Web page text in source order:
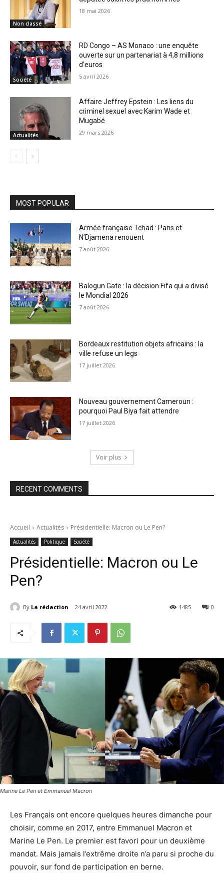
Non classé
18 mai 2026
Société
RD Congo – AS Monaco : une enquête
ouverte sur un partenariat à 4,8 millions
d’euros
5 avril 2026
Actualités
Affaire Jeffrey Epstein : Les liens du
criminel sexuel avec Karim Wade et
Mugabé
29 mars 2026
MOST POPULAR
Armée française Tchad : Paris et
N’Djamena renouent
7 août 2026
Balogun Gate : la décision Fifa qui a divisé
le Mondial 2026
7 août 2026
Bordeaux restitution objets africains : la
ville refuse un legs
17 juillet 2026
Nouveau gouvernement Cameroun :
pourquoi Paul Biya fait attendre
17 juillet 2026
Voir plus
RECENT COMMENTS